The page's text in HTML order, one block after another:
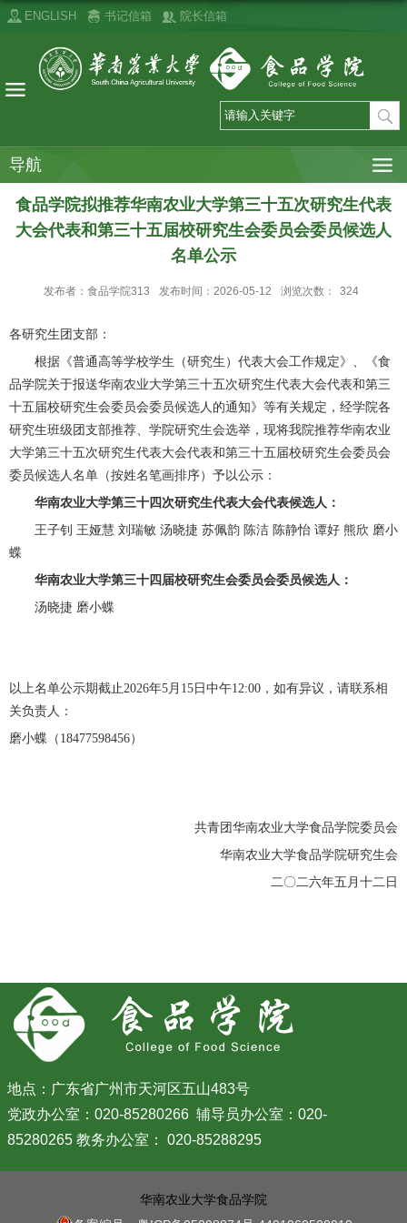
ENGLISH 书记信箱 院长信箱
导航
食品学院拟推荐华南农业大学第三十五次研究生代表
大会代表和第三十五届校研究生会委员会委员候选人
名单公示
发布者：食品学院313 发布时间：2026-05-12 浏览次数： 324
各研究生团支部：
根据《普通高等学校学生（研究生）代表大会工作规定》、《食
品学院关于报送华南农业大学第三十五次研究生代表大会代表和第三
十五届校研究生会委员会委员候选人的通知》等有关规定，经学院各
研究生班级团支部推荐、学院研究生会选举，现将我院推荐华南农业
大学第三十五次研究生代表大会代表和第三十五届校研究生会委员会
委员候选人名单（按姓名笔画排序）予以公示：
华南农业大学第三十四次研究生代表大会代表候选人：
王子钊 王娅慧 刘瑞敏 汤晓捷 苏佩韵 陈洁 陈静怡 谭好 熊欣 磨小
蝶
华南农业大学第三十四届校研究生会委员会委员候选人：
汤晓捷 磨小蝶
以上名单公示期截止2026年5月15日中午12:00，如有异议，请联系相
关负责人：
磨小蝶（18477598456）
共青团华南农业大学食品学院委员会
华南农业大学食品学院研究生会
二〇二六年五月十二日
地点：广东省广州市天河区五山483号
党政办公室：020-85280266 辅导员办公室：020-
85280265 教务办公室： 020-85288295
华南农业大学食品学院